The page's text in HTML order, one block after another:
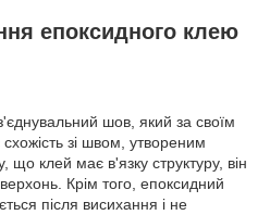
епоксидного клею
шов, який за своїм
зі швом, утвореним
клей має в'язку структуру, він
Крім того, епоксидний
після висихання і не